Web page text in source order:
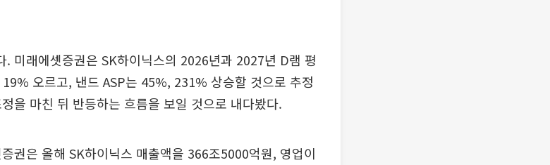
. 미래에셋증권은 SK하이닉스의 2026년과 2027년 D램 평
오르고, 낸드 ASP는 45%, 231% 상승할 것으로 추정
을 마친 뒤 반등하는 흐름을 보일 것으로 내다봤다.
권은 올해 SK하이닉스 매출액을 366조5000억원, 영업이